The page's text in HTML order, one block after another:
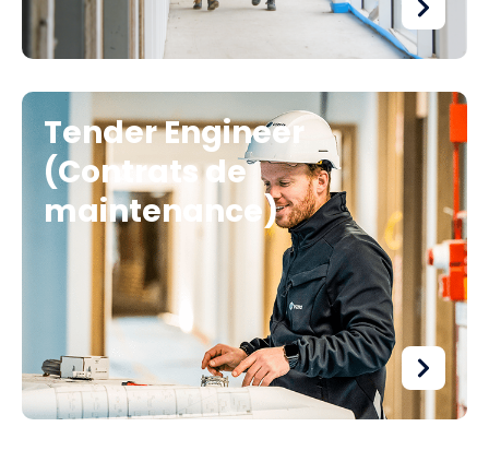
Tender Engineer
(Contrats de
maintenance)